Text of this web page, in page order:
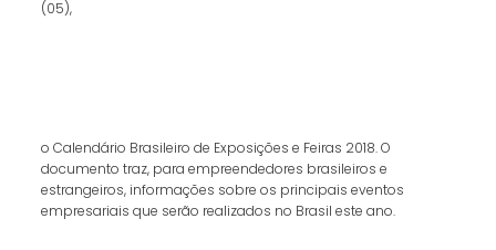
(05),
o Calendário Brasileiro de Exposições e Feiras 2018. O
documento traz, para empreendedores brasileiros e
estrangeiros, informações sobre os principais eventos
empresariais que serão realizados no Brasil este ano.